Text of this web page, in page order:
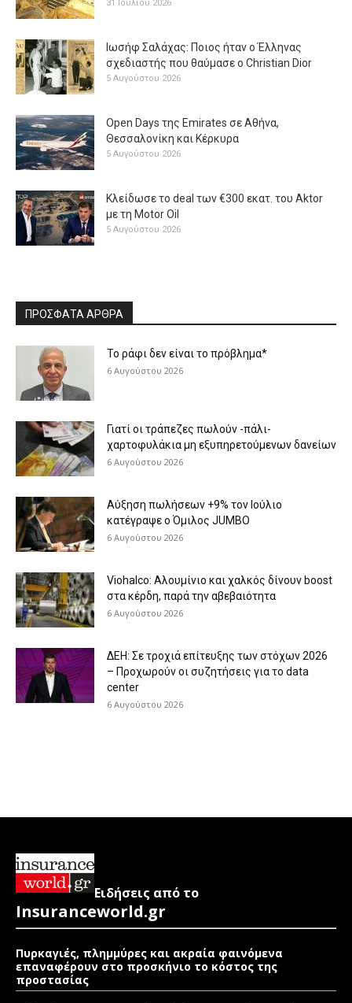
31 Ιουλίου 2026
Ιωσήφ Σαλάχας: Ποιος ήταν ο Έλληνας
σχεδιαστής που θαύμασε ο Christian Dior
5 Αυγούστου 2026
Open Days της Emirates σε Αθήνα,
Θεσσαλονίκη και Κέρκυρα
5 Αυγούστου 2026
Κλείδωσε το deal των €300 εκατ. του Aktor
με τη Μotor Oil
5 Αυγούστου 2026
ΠΡΟΣΦΑΤΑ ΑΡΘΡΑ
Το ράφι δεν είναι το πρόβλημα*
6 Αυγούστου 2026
Γιατί οι τράπεζες πωλούν -πάλι-
χαρτοφυλάκια μη εξυπηρετούμενων δανείων
6 Αυγούστου 2026
Aύξηση πωλήσεων +9% τον Ιούλιο
κατέγραψε ο Όμιλος JUMBO
6 Αυγούστου 2026
Viohalco: Aλουμίνιο και χαλκός δίνουν boost
στα κέρδη, παρά την αβεβαιότητα
6 Αυγούστου 2026
ΔΕΗ: Σε τροχιά επίτευξης των στόχων 2026
– Προχωρούν οι συζητήσεις για το data
center
6 Αυγούστου 2026
Ειδήσεις από το
Insuranceworld.gr
Πυρκαγιές, πλημμύρες και ακραία φαινόμενα
επαναφέρουν στο προσκήνιο το κόστος της
προστασίας